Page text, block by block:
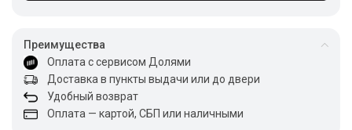
Преимущества
Оплата с сервисом Долями
Доставка в пункты выдачи или до двери
Удобный возврат
Оплата — картой, СБП или наличными